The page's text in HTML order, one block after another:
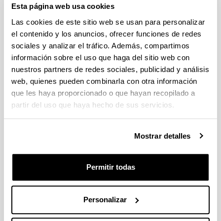
Esta página web usa cookies
Las cookies de este sitio web se usan para personalizar
el contenido y los anuncios, ofrecer funciones de redes
sociales y analizar el tráfico. Además, compartimos
información sobre el uso que haga del sitio web con
nuestros partners de redes sociales, publicidad y análisis
web, quienes pueden combinarla con otra información
que les haya proporcionado o que hayan recopilado a
partir del uso que haya hecho de sus servicios.
Mostrar detalles
Permitir todas
Personalizar
Mediante este formulario se ofrece la oportunidad
de hacer sugerencias. Por favor, rellena todos los
campos del formulario junto a tu sugerencia y lo
revisaremos lo antes posible. Gracias!
Indica campos obligatorios